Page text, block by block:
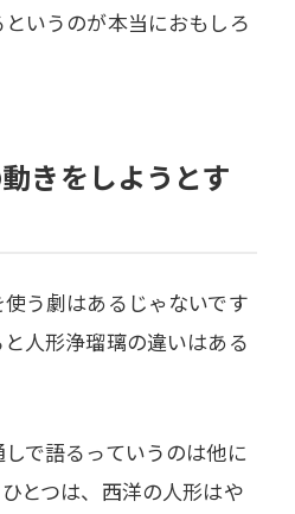
いうのが本当におもしろ
きをしようとす
う劇はあるじゃないです
人形浄瑠璃の違いはある
で語るっていうのは他に
とつは、西洋の人形はや